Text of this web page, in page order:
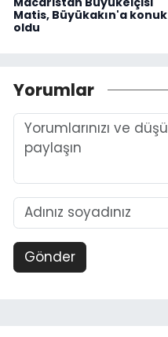
Matis, Büyükakın'a konuk
oldu
Yorumlar
Gönder